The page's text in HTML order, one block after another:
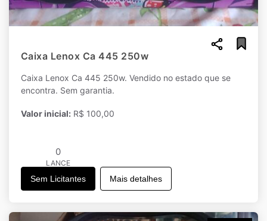
Caixa Lenox Ca 445 250w
Caixa Lenox Ca 445 250w. Vendido no estado que se
encontra. Sem garantia.
Valor inicial: R$ 100,00
0
LANCE
Sem Licitantes Mais detalhes